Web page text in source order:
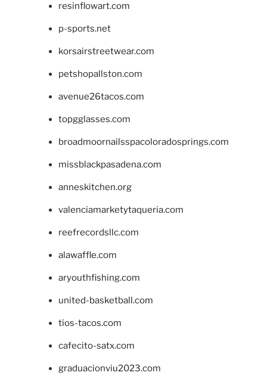
resinflowart.com
p-sports.net
korsairstreetwear.com
petshopallston.com
avenue26tacos.com
topgglasses.com
broadmoornailsspacoloradosprings.com
missblackpasadena.com
anneskitchen.org
valenciamarketytaqueria.com
reefrecordsllc.com
alawaffle.com
aryouthfishing.com
united-basketball.com
tios-tacos.com
cafecito-satx.com
graduacionviu2023.com